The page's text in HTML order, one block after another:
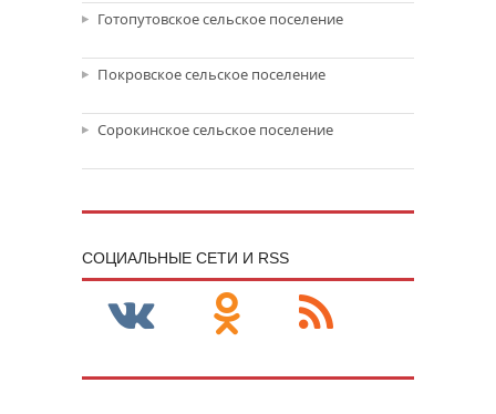
Готопутовское сельское поселение
Покровское сельское поселение
Сорокинское сельское поселение
CОЦИАЛЬНЫЕ СЕТИ И RSS